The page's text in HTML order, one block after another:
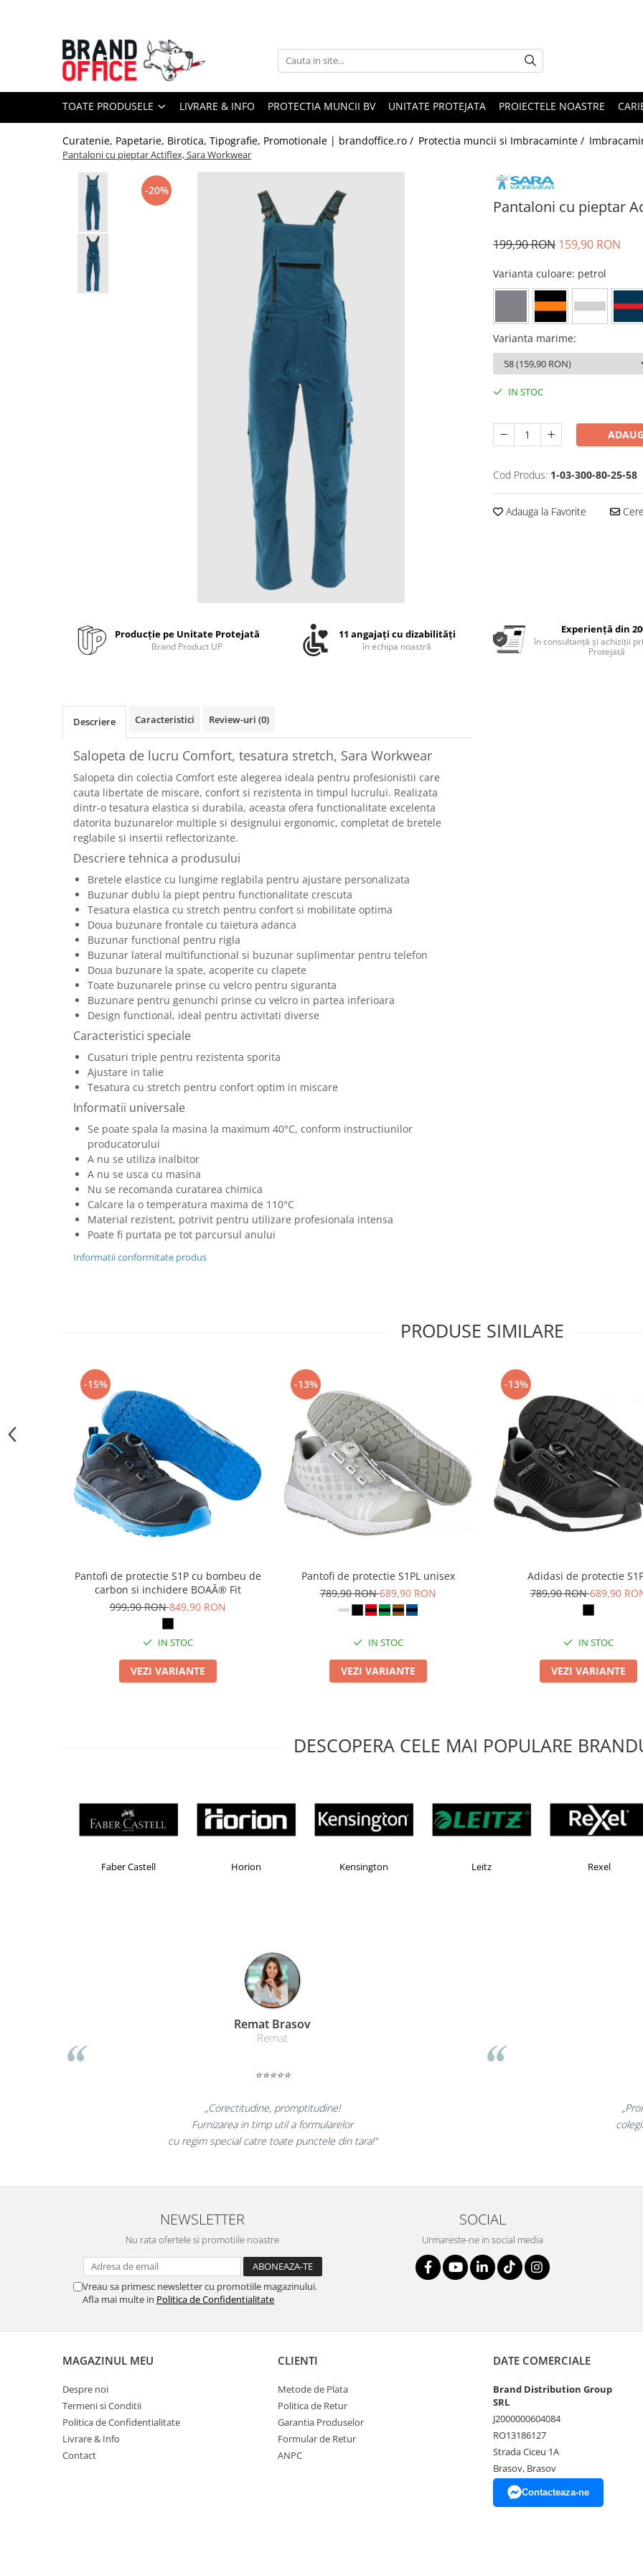
Toate Produsele
Unitate Protejata - PRODUCTIE
Hartie copiator si produse
Detergenti si dezinfectanti
Formulare tipizate
Saci menajeri (Unitate Protejata)
Agende, calendare si organizatoare
Agende personalizabile
Organizatoare business
Birotica si papetarie
Creioane mecanice si grafit
Markere diverse
Carioci si creioane colorate
Rezerve instrumente scris
Tavite documente si suporturi
Ascutitori, radiere, agrafe
Foarfece pentru birou
Curatenie si igiena
Produse Antibacteriene
Articole pentru bucatarie
Maturi, mopuri si galeti
Hartie igienica, prosoape hartie si
Articole pentru rufe, casa,
geamuri, mobila
Articole pentru birou, suprafete,
Intretinere si odorizante masina
Saci de gunoi
Accesorii pentru curatenie
Tipografie si stampile
Formulare tipizate
Caiete si blocnotesuri
Stampile, tusiere si tus
Protectia muncii si Imbracaminte
Imbracaminte
Incaltaminte
Incaltaminte de lucru si protectie
Incaltaminte de oras si munte
Echipamente medicale
Manusi de protectie
Ochelari de protectie si viziere
Pachete promotionale
Accesorii pentru protectia muncii
Comunicare si prezentare
Baterii si acumulatori
Cabluri si conectivitate
Suporturi si huse telefoane &
Periferice PC si accesorii
Audio
Boxe portabile
Tehnica si mobilier pentru birou
Laminatoare
Folii laminare
Accesorii mobilier
TOATE PRODUSELE LIVRARE & INFO PROTECTIA MUNCII BV UNITATE PROTEJATA PROIECTELE NOASTRE
Curatenie, Papetarie, Birotica, Tipografie, Promotionale | brandoffice.ro / Protectia muncii si Imbracaminte /
Pantaloni cu pieptar Actiflex, Sara Workwear
Pantaloni cu pieptar
-20%
199,90 RON 159,90 RON
Varianta culoare: petrol
Varianta marime:
IN STOC
Cod Produs: 1-03-300-80-25-58
Adauga la Favorite
Producție pe Unitate Protejată
Brand Product UP
11 angajați cu dizabilități
în echipa noastră
Experiență din
în consultanță și achiziții
Protejată
Descriere Caracteristici Review-uri (0)
Salopeta de lucru Comfort, tesatura stretch, Sara Workwear
Salopeta din colectia Comfort este alegerea ideala pentru profesionistii care
cauta libertate de miscare, confort si rezistenta in timpul lucrului. Realizata
dintr-o tesatura elastica si durabila, aceasta ofera functionalitate excelenta
datorita buzunarelor multiple si designului ergonomic, completat de bretele
reglabile si insertii reflectorizante.
Descriere tehnica a produsului
Bretele elastice cu lungime reglabila pentru ajustare personalizata
Buzunar dublu la piept pentru functionalitate crescuta
Tesatura elastica cu stretch pentru confort si mobilitate optima
Doua buzunare frontale cu taietura adanca
Buzunar functional pentru rigla
Buzunar lateral multifunctional si buzunar suplimentar pentru telefon
Doua buzunare la spate, acoperite cu clapete
Toate buzunarele prinse cu velcro pentru siguranta
Buzunare pentru genunchi prinse cu velcro in partea inferioara
Design functional, ideal pentru activitati diverse
Caracteristici speciale
Cusaturi triple pentru rezistenta sporita
Ajustare in talie
Tesatura cu stretch pentru confort optim in miscare
Informatii universale
Se poate spala la masina la maximum 40°C, conform instructiunilor
producatorului
A nu se utiliza inalbitor
A nu se usca cu masina
Nu se recomanda curatarea chimica
Calcare la o temperatura maxima de 110°C
Material rezistent, potrivit pentru utilizare profesionala intensa
Poate fi purtata pe tot parcursul anului
Informatii conformitate produs
PRODUSE SIMILARE
-15%
Pantofi de protectie S1P cu bombeu de
carbon si inchidere BOAÂ® Fit
999,90 RON849,90 RON
IN STOC
VEZI VARIANTE
-13%
Pantofi de protectie S1PL unisex
789,90 RON689,90 RON
IN STOC
VEZI VARIANTE
-13%
Adidasi de protectie
789,90 RON689,90
IN STOC
VEZI VARIANTE
DESCOPERA CELE MAI POPULARE
Colorissimo
Liamed Brasov
Liamed
⭐⭐⭐⭐⭐
„Promotionalele sunt minunate,
colegii mei au fost foarte incantati,
la fel si clientii nostri!”
„Ne
ne
NEWSLETTER
Nu rata ofertele si promotiile noastre
Vreau sa primesc newsletter cu promotiile magazinului.
Afla mai multe in Politica de Confidentialitate
SOCIAL
Urmareste-ne in social media
MAGAZINUL MEU
Despre noi
Termeni si Conditii
Politica de Confidentialitate
Livrare & Info
Contact
CLIENTI
Metode de Plata
Politica de Retur
Garantia Produselor
Formular de Retur
ANPC
DATE COMERCIALE
Brand Distribution Group
SRL
J2000000604084
RO13186127
Strada Ciceu 1A
Brasov, Brasov
Contacteaza-ne